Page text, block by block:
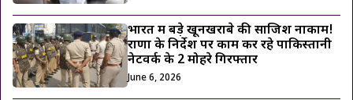
भारत में बड़े खूनखराबे की साजिश नाकाम!
राणा के निर्देश पर काम कर रहे पाकिस्तानी
नेटवर्क के 2 मोहरे गिरफ्तार
June 6, 2026